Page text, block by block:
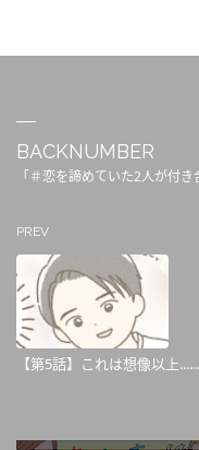
BACKNUMBER
「＃恋を諦めていた2人が付
PREV
【第5話】これは想像以上